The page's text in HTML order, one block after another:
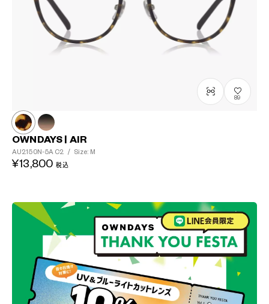
89
OWNDAYS | AIR
AU2150N-5A C2 / Size: M
¥13,800 税込